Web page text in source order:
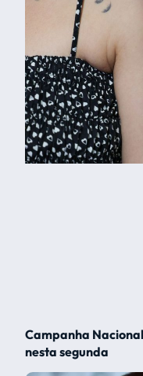
Campanha
nesta segunda